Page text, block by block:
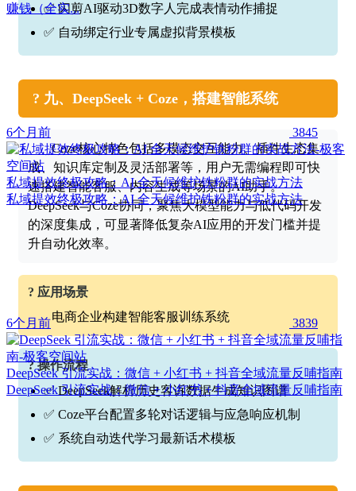
✅ 闪剪AI驱动3D数字人完成表情动作捕捉
✅ 自动绑定行业专属虚拟背景模板
? 九、DeepSeek + Coze，搭建智能系统
Coze核心特色包括多模态交互能力、插件生态集
成、知识库定制及灵活部署等，用户无需编程即可快
速搭建智能客服、内容生成等场景的AI助手。
DeepSeek与Coze协同，聚焦大模型能力与低代码开发
的深度集成，可显著降低复杂AI应用的开发门槛并提
升自动化效率。
? 应用场景
电商企业构建智能客服训练系统
? 操作流程
✅ DeepSeek解析历史客诉数据生成知识图谱
✅ Coze平台配置多轮对话逻辑与应急响应机制
✅ 系统自动迭代学习最新话术模板
赚钱（全实...
6个月前 3845
私域提效终极攻略：AI 全天候维护铁粉群的实战方法
私域提效终极攻略：AI 全天候维护铁粉群的实战方法
6个月前 3839
DeepSeek 引流实战：微信 + 小红书 + 抖音全域流量反哺指南
DeepSeek 引流实战：微信 + 小红书 + 抖音全域流量反哺指南